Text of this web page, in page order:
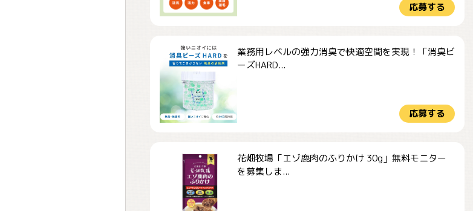
応募する
業務用レベルの強力消臭で快適空間を実現！「消臭ビ
ーズHARD...
応募する
花畑牧場「エゾ鹿肉のふりかけ 30g」無料モニター
を募集しま...